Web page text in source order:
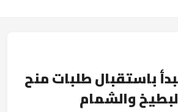
باستقبال طلبات منح
والشمام